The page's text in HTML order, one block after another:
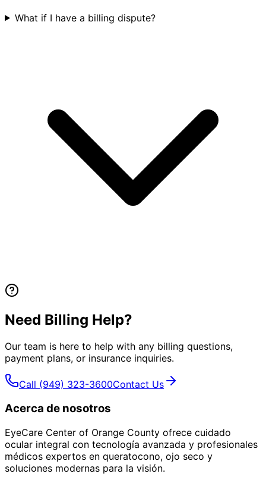
What if I have a billing dispute?
Need Billing Help?
Our team is here to help with any billing questions,
payment plans, or insurance inquiries.
Call (949) 323-3600Contact Us
Acerca de nosotros
EyeCare Center of Orange County ofrece cuidado
ocular integral con tecnología avanzada y profesionales
médicos expertos en queratocono, ojo seco y
soluciones modernas para la visión.